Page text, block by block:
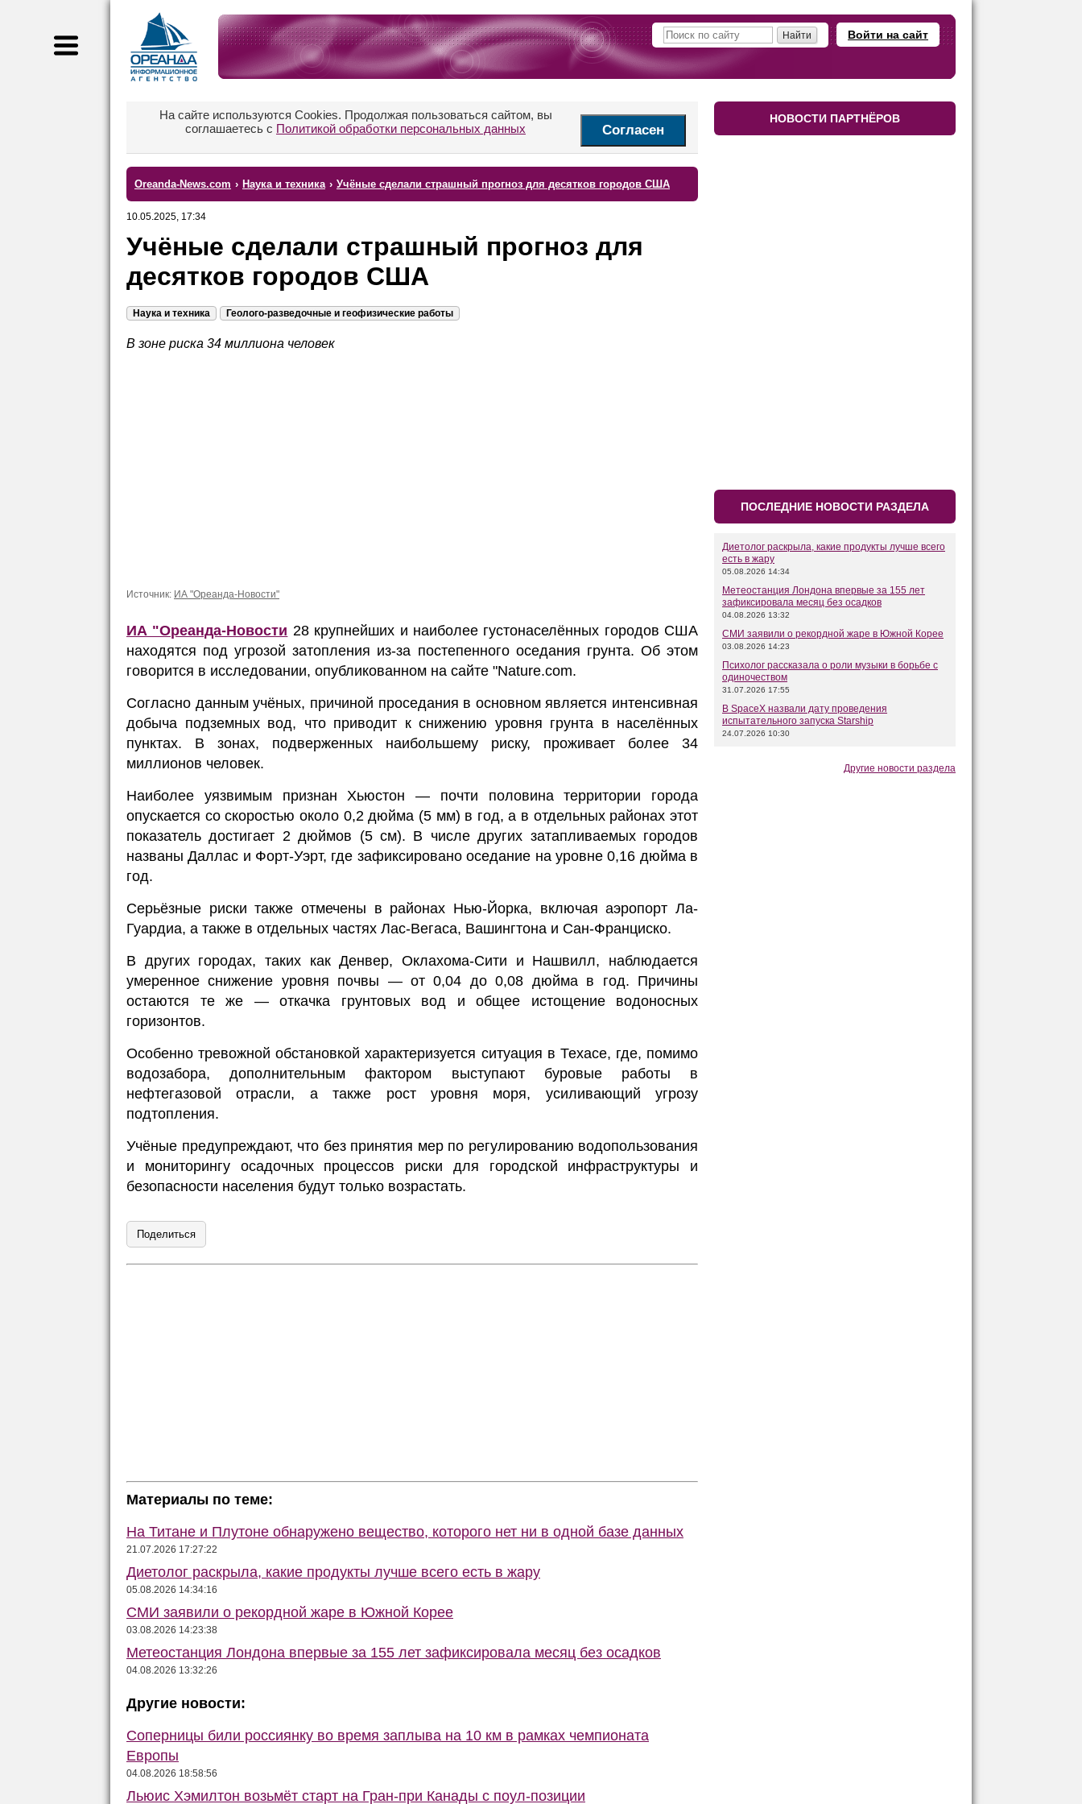
Войти на сайт
На сайте используются Cookies. Продолжая пользоваться сайтом, вы
соглашаетесь с Политикой обработки персональных данных Согласен
Oreanda-News.com › Наука и техника › Учёные сделали страшный прогноз для десятков городов США
10.05.2025, 17:34
Учёные сделали страшный прогноз для
десятков городов США
Наука и техника Геолого-разведочные и геофизические работы
В зоне риска 34 миллиона человек
Источник: ИА "Ореанда-Новости"
ИА "Ореанда-Новости 28 крупнейших и наиболее густонаселённых городов США
находятся под угрозой затопления из-за постепенного оседания грунта. Об этом
говорится в исследовании, опубликованном на сайте "Nature.com.
Согласно данным учёных, причиной проседания в основном является интенсивная
добыча подземных вод, что приводит к снижению уровня грунта в населённых
пунктах. В зонах, подверженных наибольшему риску, проживает более 34
миллионов человек.
Наиболее уязвимым признан Хьюстон — почти половина территории города
опускается со скоростью около 0,2 дюйма (5 мм) в год, а в отдельных районах этот
показатель достигает 2 дюймов (5 см). В числе других затапливаемых городов
названы Даллас и Форт-Уэрт, где зафиксировано оседание на уровне 0,16 дюйма в
год.
Серьёзные риски также отмечены в районах Нью-Йорка, включая аэропорт Ла-
Гуардиа, а также в отдельных частях Лас-Вегаса, Вашингтона и Сан-Франциско.
В других городах, таких как Денвер, Оклахома-Сити и Нашвилл, наблюдается
умеренное снижение уровня почвы — от 0,04 до 0,08 дюйма в год. Причины
остаются те же — откачка грунтовых вод и общее истощение водоносных
горизонтов.
Особенно тревожной обстановкой характеризуется ситуация в Техасе, где, помимо
водозабора, дополнительным фактором выступают буровые работы в
нефтегазовой отрасли, а также рост уровня моря, усиливающий угрозу
подтопления.
Учёные предупреждают, что без принятия мер по регулированию водопользования
и мониторингу осадочных процессов риски для городской инфраструктуры и
безопасности населения будут только возрастать.
Поделиться
Материалы по теме:
На Титане и Плутоне обнаружено вещество, которого нет ни в одной базе данных
21.07.2026 17:27:22
Диетолог раскрыла, какие продукты лучше всего есть в жару
05.08.2026 14:34:16
СМИ заявили о рекордной жаре в Южной Корее
03.08.2026 14:23:38
Метеостанция Лондона впервые за 155 лет зафиксировала месяц без осадков
04.08.2026 13:32:26
Другие новости:
Соперницы били россиянку во время заплыва на 10 км в рамках чемпионата
Европы
04.08.2026 18:58:56
Льюис Хэмилтон возьмёт старт на Гран-при Канады с поул-позиции
НОВОСТИ ПАРТНЁРОВ
ПОСЛЕДНИЕ НОВОСТИ РАЗДЕЛА
Диетолог раскрыла, какие продукты лучше всего
есть в жару
05.08.2026 14:34
Метеостанция Лондона впервые за 155 лет
зафиксировала месяц без осадков
04.08.2026 13:32
СМИ заявили о рекордной жаре в Южной Корее
03.08.2026 14:23
Психолог рассказала о роли музыки в борьбе с
одиночеством
31.07.2026 17:55
В SpaceX назвали дату проведения
испытательного запуска Starship
24.07.2026 10:30
Другие новости раздела